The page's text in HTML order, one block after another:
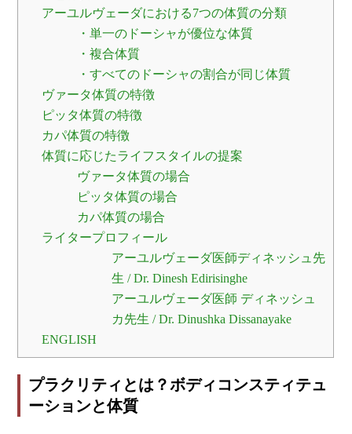
アーユルヴェーダにおける7つの体質の分類
・単一のドーシャが優位な体質
・複合体質
・すべてのドーシャの割合が同じ体質
ヴァータ体質の特徴
ピッタ体質の特徴
カパ体質の特徴
体質に応じたライフスタイルの提案
ヴァータ体質の場合
ピッタ体質の場合
カパ体質の場合
ライタープロフィール
アーユルヴェーダ医師ディネッシュ先
生 / Dr. Dinesh Edirisinghe
アーユルヴェーダ医師 ディネッシュ
カ先生 / Dr. Dinushka Dissanayake
ENGLISH
プラクリティとは？ボディコンスティテュ
ーションと体質